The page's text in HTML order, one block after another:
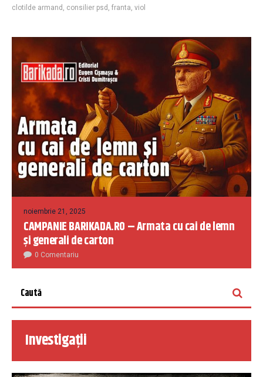
clotilde armand
consilier psd franta viol
noiembrie 21, 2025
CAMPANIE BARIKADA.RO – Armata cu cai de lemn
și generali de carton
0 Comentariu
Investigații